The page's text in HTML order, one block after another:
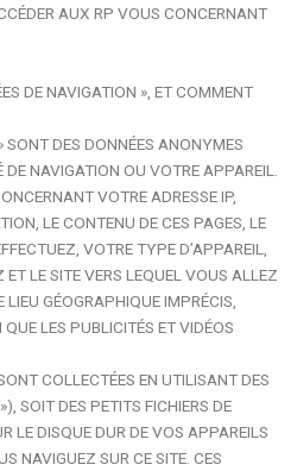
AUX RP VOUS CONCERNANT
DE NAVIGATION », ET COMMENT
SONT DES DONNÉES ANONYMES
NAVIGATION OU VOTRE APPAREIL.
VOTRE ADRESSE IP,
LE CONTENU DE CES PAGES, LE
VOTRE TYPE D’APPAREIL,
LE SITE VERS LEQUEL VOUS ALLEZ
GÉOGRAPHIQUE IMPRÉCIS,
LES PUBLICITÉS ET VIDÉOS
COLLECTÉES EN UTILISANT DES
SOIT DES PETITS FICHIERS DE
LE DISQUE DUR DE VOS APPAREILS
NAVIGUEZ SUR CE SITE. CES